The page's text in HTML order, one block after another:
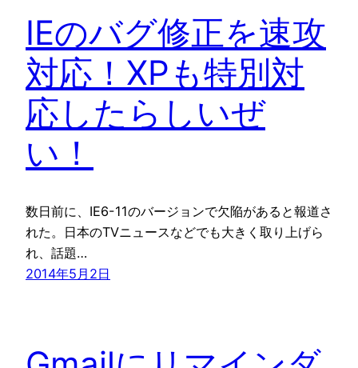
IEのバグ修正を速攻
対応！XPも特別対
応したらしいぜ
い！
数日前に、IE6-11のバージョンで欠陥があると報道さ
れた。日本のTVニュースなどでも大きく取り上げら
れ、話題…
2014年5月2日